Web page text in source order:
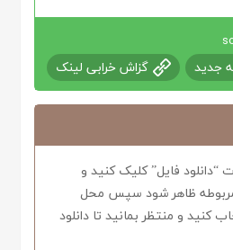
جدید گزاش خرابی لینک
“دانلود فایل” کلیک کنید و
مربوطه ظاهر شود سپس محل
کنید و منتظر بمانید تا دانلود